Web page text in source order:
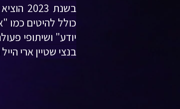
בשנת
כולל להיטים כמו
יודע" ושיתופי
בנצי שטיין ארי